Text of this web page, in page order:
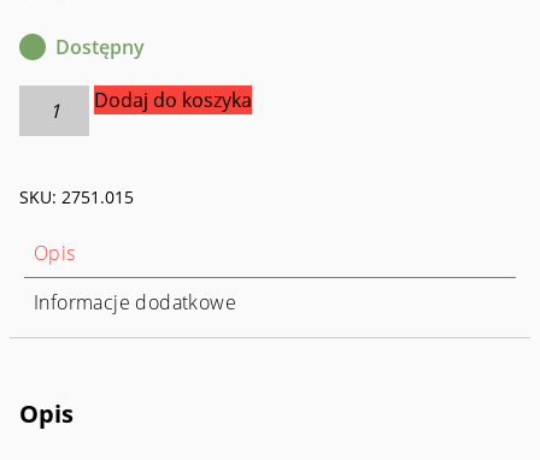
Dostępny
Gaiter
Dodaj do koszyka
SKU: 2751.015
Opis
Informacje dodatkowe
Opis